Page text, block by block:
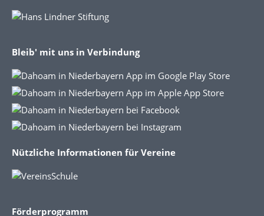
Bleib' mit uns in Verbindung
Nützliche Informationen für Vereine
Förderprogramm